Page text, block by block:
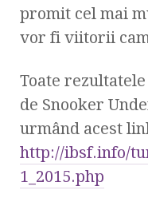
promit cel mai
vor fi viitorii
Toate
de Snooker
urmând acest
http://ibsf.info/
1_2015.php